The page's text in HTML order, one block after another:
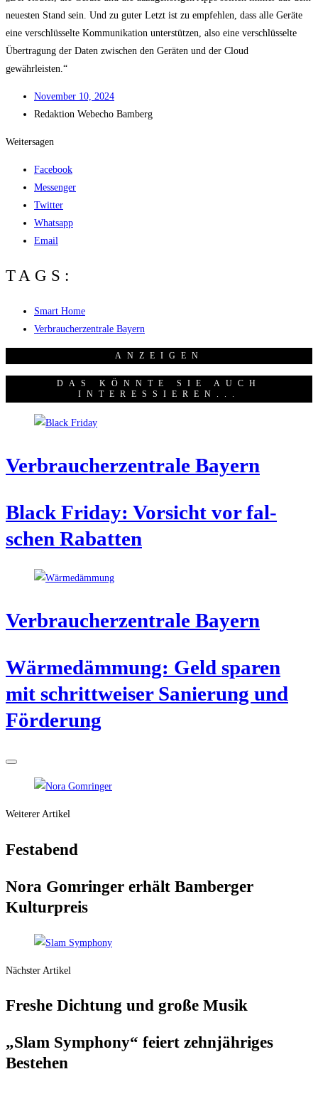
neu­es­ten Stand sein. Und zu guter Letzt ist zu emp­feh­len, dass alle Gerä­te
eine ver­schlüs­sel­te Kom­mu­ni­ka­ti­on unter­stüt­zen, also eine ver­schlüs­sel­te
Über­tra­gung der Daten zwi­schen den Gerä­ten und der Cloud
gewährleisten.“
Novem­ber 10, 2024
Redak­ti­on Web­echo Bamberg
Weitersagen
Facebook
Messenger
Twitter
Whatsapp
Email
TAGS:
Smart Home
Verbraucherzentrale Bayern
ANZEI­GEN
DAS KÖNNTE SIE AUCH
INTERESSIEREN...
Ver­brau­cher­zen­tra­le Bayern
Black Fri­day: Vor­sicht vor fal­
schen Rabatten
Ver­brau­cher­zen­tra­le Bayern
Wär­me­däm­mung: Geld spa­ren
mit schritt­wei­ser Sanie­rung und
Förderung
Weiterer Artikel
Fest­abend
Nora Gom­rin­ger erhält Bam­ber­ger
Kulturpreis
Nächster Artikel
Fres­he Dich­tung und gro­ße Musik
„Slam Sym­pho­ny“ fei­ert zehn­jäh­ri­ges
Bestehen